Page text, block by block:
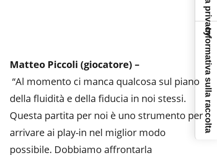
Matteo Piccoli (giocatore) –
“Al momento ci manca qualcosa sul piano
della fluidità e della fiducia in noi stessi.
Questa partita per noi è uno strumento per
arrivare ai play-in nel miglior modo
possibile. Dobbiamo affrontarla
Informativa sulla raccolta